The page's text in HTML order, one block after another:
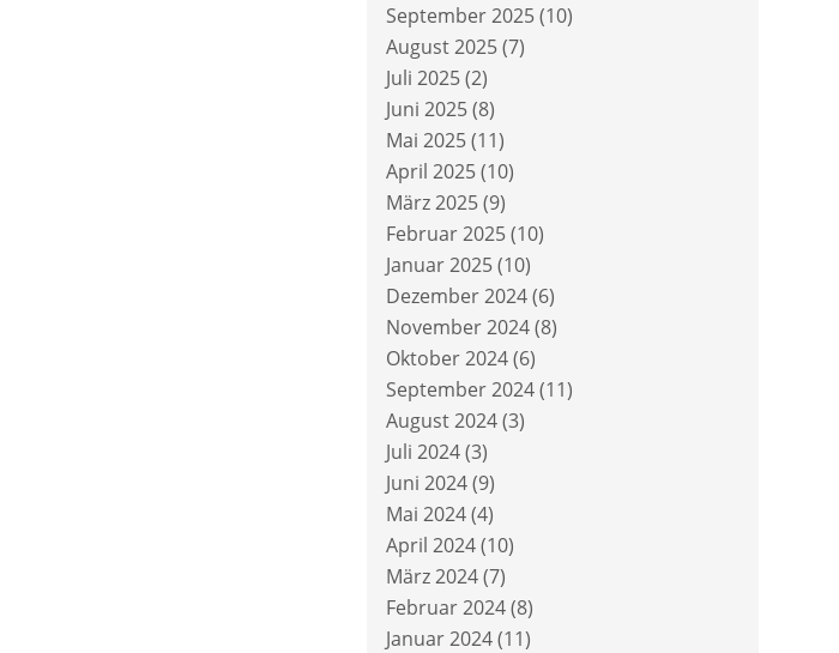
September 2025(10)
August 2025(7)
Juli 2025(2)
Juni 2025(8)
Mai 2025(11)
April 2025(10)
März 2025(9)
Februar 2025(10)
Januar 2025(10)
Dezember 2024(6)
November 2024(8)
Oktober 2024(6)
September 2024(11)
August 2024(3)
Juli 2024(3)
Juni 2024(9)
Mai 2024(4)
April 2024(10)
März 2024(7)
Februar 2024(8)
Januar 2024(11)